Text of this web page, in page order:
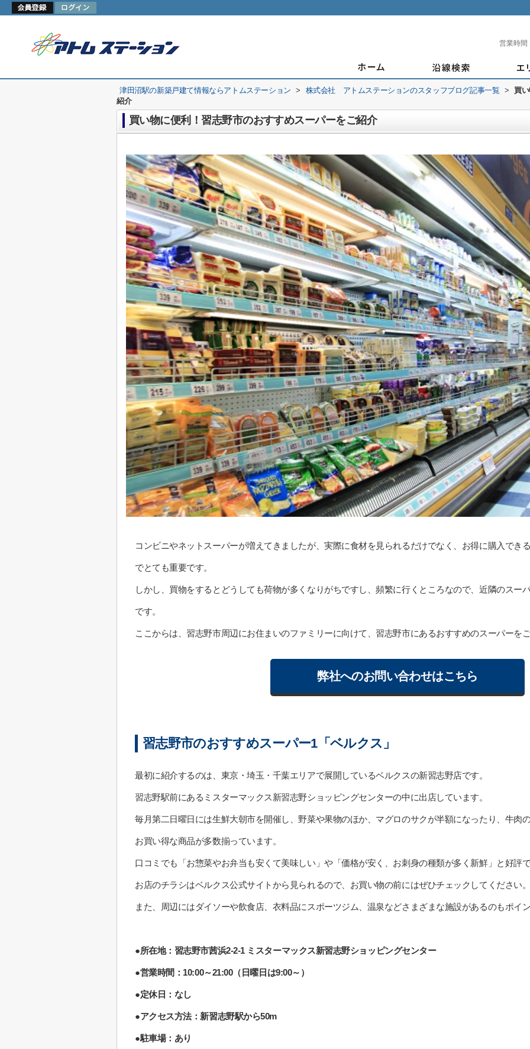
営業時間
津田沼駅の新築戸建て情報ならアトムステーション > 株式会社 アトムステーションのスタッフブログ記事一覧 >
買
紹介
買い物に便利！習志野市のおすすめスーパーをご紹介
コンビニやネットスーパーが増えてきましたが、実際に食材を見られるだけでなく、お得に購入でき
でとても重要です。
しかし、買物をするとどうしても荷物が多くなりがちですし、頻繁に行くところなので、近隣のスー
です。
ここからは、習志野市周辺にお住まいのファミリーに向けて、習志野市にあるおすすめのスーパーを
弊社へのお問い合わせはこちら
習志野市のおすすめスーパー1「ベルクス」
最初に紹介するのは、東京・埼玉・千葉エリアで展開しているベルクスの新習志野店です。
習志野駅前にあるミスターマックス新習志野ショッピングセンターの中に出店しています。
毎月第二日曜日には生鮮大朝市を開催し、野菜や果物のほか、マグロのサクが半額になったり、牛肉
お買い得な商品が多数揃っています。
口コミでも「お惣菜やお弁当も安くて美味しい」や「価格が安く、お刺身の種類が多く新鮮」と好評
お店のチラシはベルクス公式サイトから見られるので、お買い物の前にはぜひチェックしてください
また、周辺にはダイソーや飲食店、衣料品にスポーツジム、温泉などさまざまな施設があるのもポイ
●所在地：習志野市茜浜2-2-1 ミスターマックス新習志野ショッピングセンター
●営業時間：10:00～21:00（日曜日は9:00～）
●定休日：なし
●アクセス方法：新習志野駅から50m
●駐車場：あり